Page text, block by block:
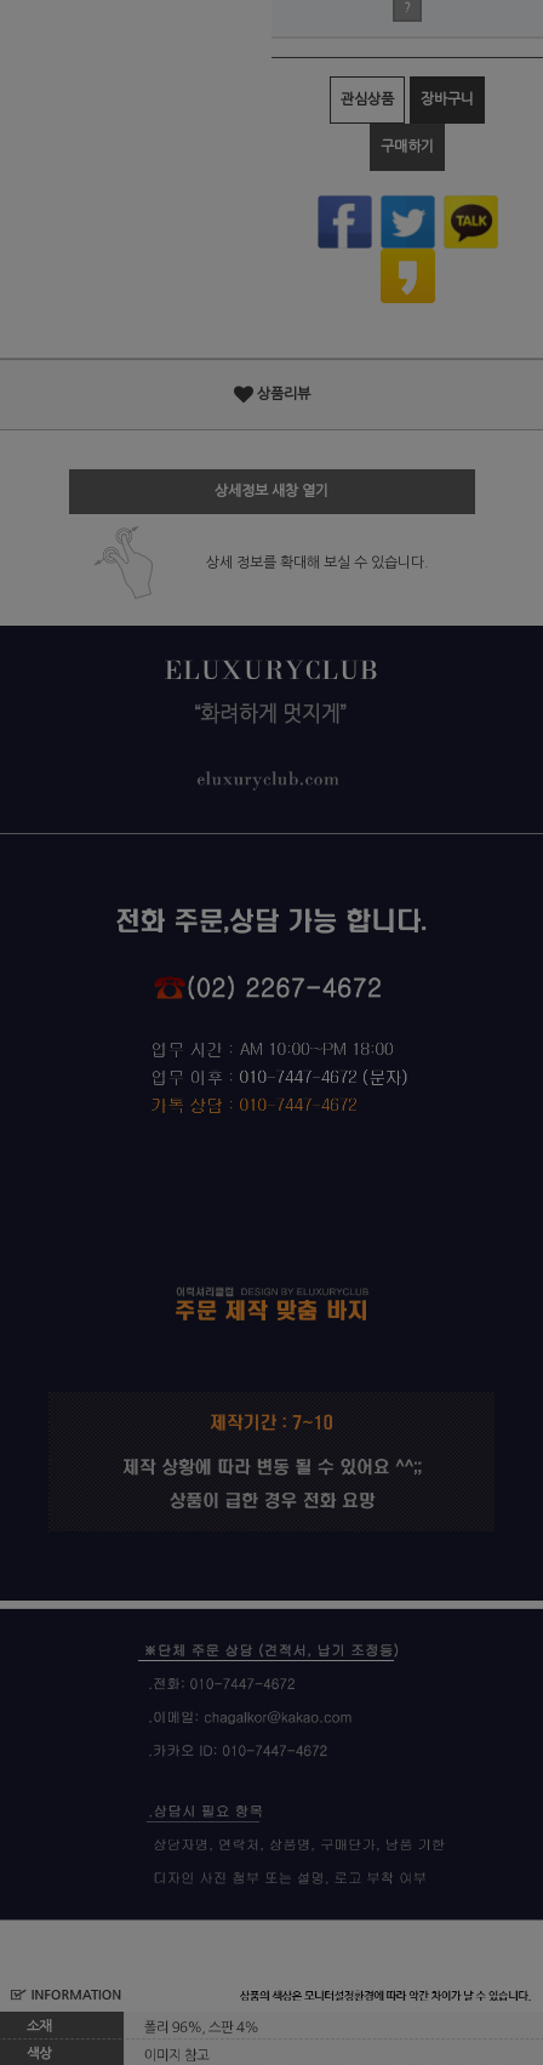
?
관심상품 장바구니
구매하기
상품리뷰
상세정보 새창 열기
상세 정보를 확대해 보실 수 있습니다.